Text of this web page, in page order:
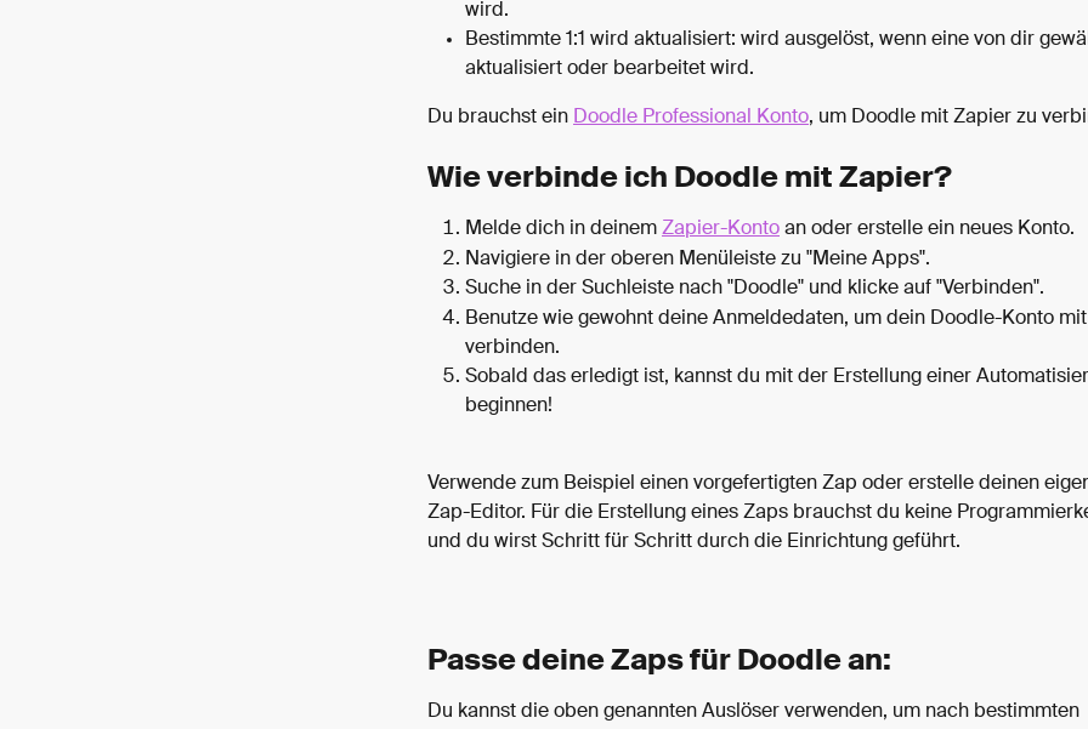
wird.
Bestimmte 1:1 wird aktualisiert: wird ausgelöst, wenn eine von dir
aktualisiert oder bearbeitet wird.
Du brauchst ein Doodle Professional Konto, um Doodle mit Zapier zu
Wie verbinde ich Doodle mit Zapier?
Melde dich in deinem Zapier-Konto an oder erstelle ein neues Konto.
Navigiere in der oberen Menüleiste zu "Meine Apps".
Suche in der Suchleiste nach "Doodle" und klicke auf "Verbinden".
Benutze wie gewohnt deine Anmeldedaten, um dein Doodle-Konto
verbinden.
Sobald das erledigt ist, kannst du mit der Erstellung einer
beginnen!
Verwende zum Beispiel einen vorgefertigten Zap oder erstelle deinen
Zap-Editor. Für die Erstellung eines Zaps brauchst du keine
und du wirst Schritt für Schritt durch die Einrichtung geführt.
Passe deine Zaps für Doodle an:
Du kannst die oben genannten Auslöser verwenden, um nach bestimmten